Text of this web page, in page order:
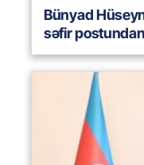
Bünyad
səfir postundan